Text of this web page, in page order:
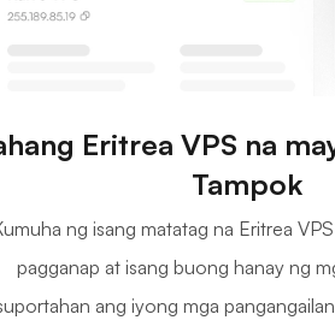
Eritrea VPS na
Tampok
ng isang matatag na Eritrea
pagganap at isang buong hanay ng
ang iyong mga